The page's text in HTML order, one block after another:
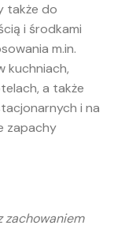
także do
i środkami
m.in.
kuchniach,
a także
i na
zapachy
zachowaniem